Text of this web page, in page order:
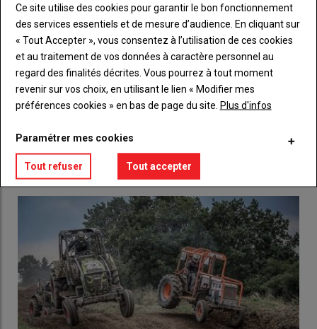
titre
TITRE CRÉEZ UN COMPTE
BodyChoisissez votre formule et créez votre
compte pour accéder à tout l'Agri53.
Lien Créez un compte
LES PLUS LUS
Ce site utilise des cookies pour garantir le bon fonctionnement
des services essentiels et de mesure d’audience. En cliquant sur
« Tout Accepter », vous consentez à l’utilisation de ces cookies
et au traitement de vos données à caractère personnel au
regard des finalités décrites. Vous pourrez à tout moment
revenir sur vos choix, en utilisant le lien « Modifier mes
préférences cookies » en bas de page du site. Plus d'infos
Paramétrer mes cookies
Tout refuser Tout accepter